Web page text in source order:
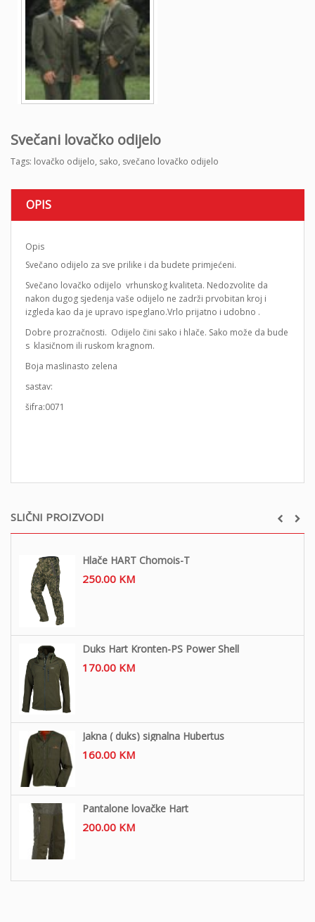
SLIČNI PROIZVODI
Hlače HART Chomois-T
250.00 KM
Duks Hart Kronten-PS Power Shell
170.00 KM
Jakna ( duks) signalna Hubertus
160.00 KM
Pantalone lovačke Hart
200.00 KM
Svečani lovačko odijelo
Tags: lovačko odijelo, sako, svečano lovačko odijelo
OPIS
Opis
Svečano odijelo za sve prilike i da budete primjećeni.
Svečano lovačko odijelo vrhunskog kvaliteta. Nedozvolite da
nakon dugog sjedenja vaše odijelo ne zadrži prvobitan kroj i
izgleda kao da je upravo ispeglano.Vrlo prijatno i udobno .
Dobre prozračnosti. Odijelo čini sako i hlače. Sako može da bude
s klasičnom ili ruskom kragnom.
Boja maslinasto zelena
sastav:
šifra:0071